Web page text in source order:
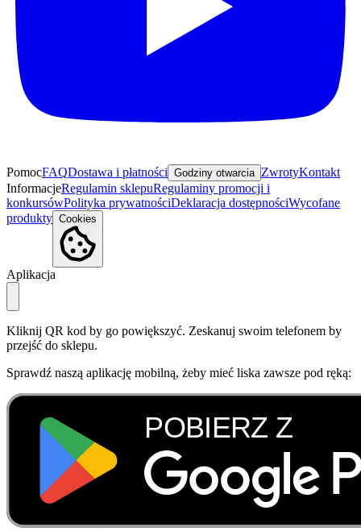
PomocFAQDostawa i płatności Godziny otwarcia ZwrotyKontakt
InformacjeRegulamin sklepuRegulaminy promocji i
konkursówPolityka prywatnościDeklaracja dostępnościWycofane
produkty Cookies
Aplikacja
Kliknij QR kod by go powiększyć. Zeskanuj swoim telefonem by
przejść do sklepu.
Sprawdź naszą aplikację mobilną, żeby mieć liska zawsze pod ręką: